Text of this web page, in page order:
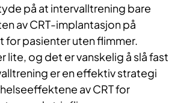
på at intervalltrening bare
av CRT-implantasjon på
for pasienter uten flimmer.
lite, og det er vanskelig å slå fast
er en effektiv strategi
av CRT for